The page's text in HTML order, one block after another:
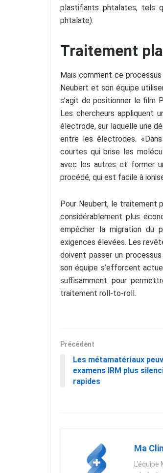
plastifiants phtalates, tels
phtalate).
Traitement
Mais comment ce
Neubert et son équipe
s’agit de positionner le film
Les chercheurs appliquent
électrode, sur laquelle une
entre les électrodes.
courtes qui brise les
avec les autres et former
procédé, qui est facile à
Pour Neubert, le traitement
considérablement plus
empêcher la migration du
exigences élevées. Les
doivent passer un
son équipe s’efforcent
suffisamment pour
traitement roll-to-roll.
Précédent
Les métamatériaux
examens IRM plus
rapides
Ma